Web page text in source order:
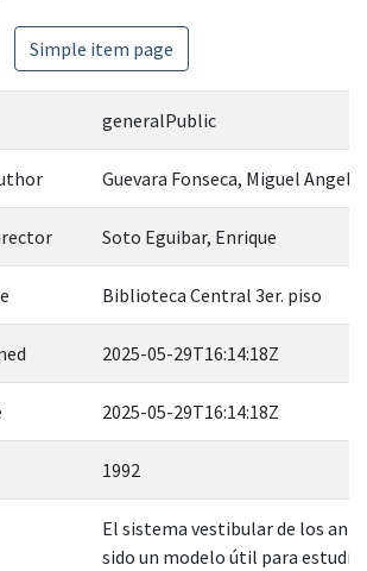
Simple item page
generalPublic
Guevara Fonseca, Miguel Angel
Soto Eguibar, Enrique
Biblioteca Central 3er. piso
2025-05-29T16:14:18Z
2025-05-29T16:14:18Z
1992
El sistema vestibular de los
sido un modelo útil para